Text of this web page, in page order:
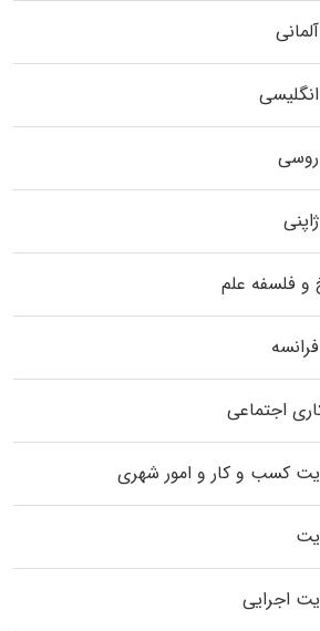
روسی
و فلسفه علم
اجتماعی
کسب و کار و امور شهری
اجرایی